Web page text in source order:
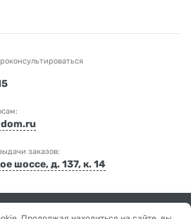
заказов:
шоссе, д. 137, к. 14